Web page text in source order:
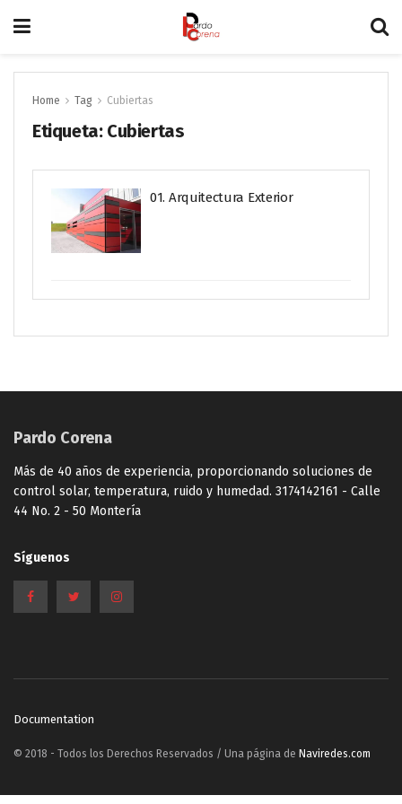
Home Tag Cubiertas
Etiqueta: Cubiertas
01. Arquitectura Exterior
Pardo Corena
Más de 40 años de experiencia, proporcionando soluciones de
control solar, temperatura, ruido y humedad. 3174142161 - Calle
44 No. 2 - 50 Montería
Síguenos
Documentation
© 2018 - Todos los Derechos Reservados / Una página de Naviredes.com